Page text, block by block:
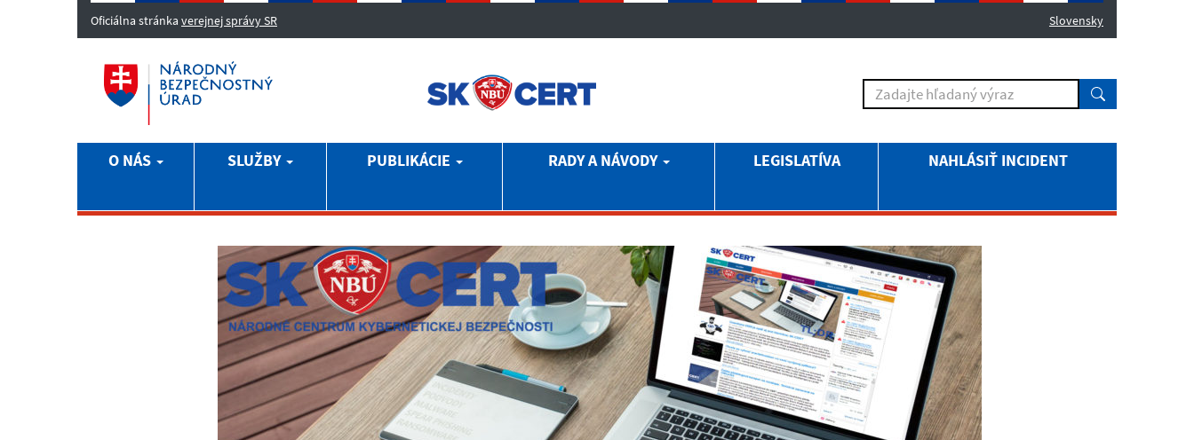
Oficiálna stránka verejnej správy SR Slovensky
O NÁS SLUŽBY PUBLIKÁCIE RADY A NÁVODY LEGISLATÍVA NAHLÁSIŤ INCIDENT